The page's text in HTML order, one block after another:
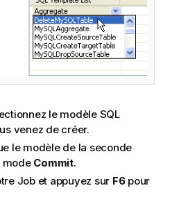
le modèle SQL
venez de créer.
le modèle de la seconde
mode Commit.
Job et appuyez sur F6pour